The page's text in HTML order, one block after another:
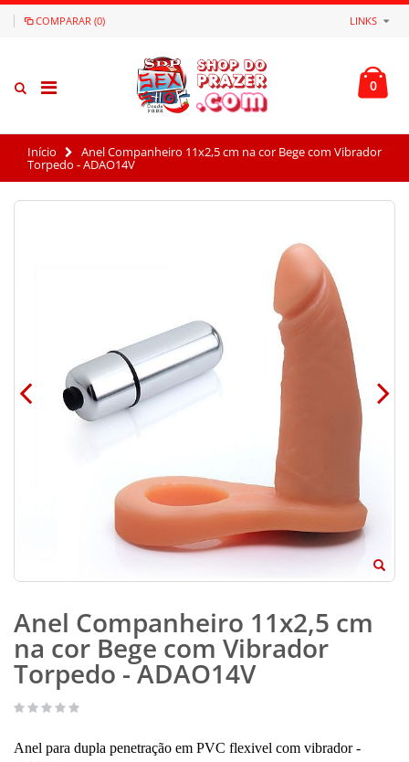
COMPARAR (0) LINKS
0
Início Anel Companheiro 11x2,5 cm na cor Bege com Vibrador
Torpedo - ADAO14V
Anel Companheiro 11x2,5 cm
na cor Bege com Vibrador
Torpedo - ADAO14V
Anel para dupla penetração em PVC flexivel com vibrador -